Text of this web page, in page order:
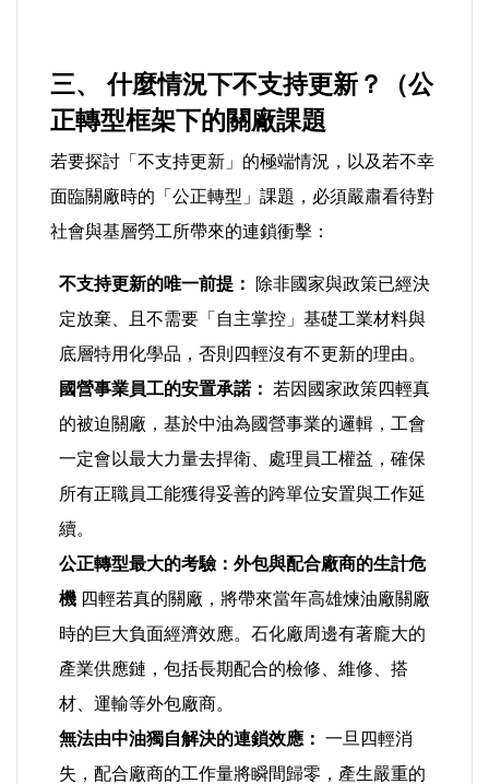
三、 什麼情況下不支持更新？（公
正轉型框架下的關廠課題
若要探討「不支持更新」的極端情況，以及若不幸
面臨關廠時的「公正轉型」課題，必須嚴肅看待對
社會與基層勞工所帶來的連鎖衝擊：
不支持更新的唯一前提：
除非國家與政策已經決
定放棄、且不需要「自主掌控」基礎工業材料與
底層特用化學品，否則四輕沒有不更新的理由。
國營事業員工的安置承諾：
若因國家政策四輕真
的被迫關廠，基於中油為國營事業的邏輯，工會
一定會以最大力量去捍衛、處理員工權益，確保
所有正職員工能獲得妥善的跨單位安置與工作延
續。
公正轉型最大的考驗：外包與配合廠商的生計危
機 四輕若真的關廠，將帶來當年高雄煉油廠關廠
時的巨大負面經濟效應。石化廠周邊有著龐大的
產業供應鏈，包括長期配合的檢修、維修、搭
材、運輸等外包廠商。
無法由中油獨自解決的連鎖效應： 一旦四輕消
失，配合廠商的工作量將瞬間歸零，產生嚴重的